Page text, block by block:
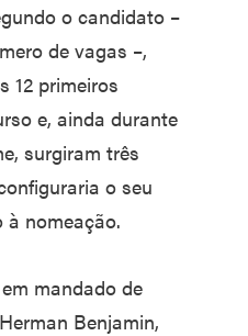
o candidato –
de vagas –,
12 primeiros
e, ainda durante
surgiram três
o seu
nomeação.
mandado de
Benjamin,